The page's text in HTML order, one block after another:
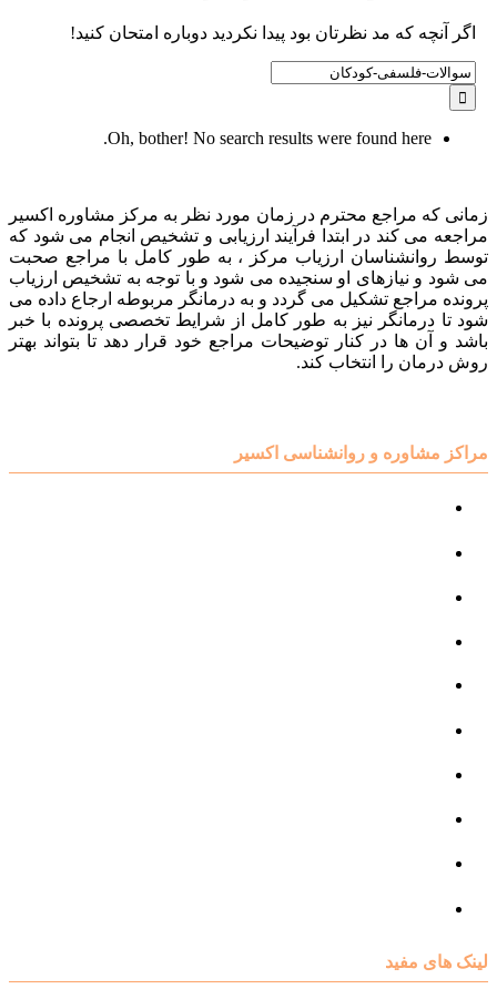
اگر آنچه که مد نظرتان بود پیدا نکردید دوباره امتحان کنید!
Search
for:
Oh, bother! No search results were found here.
زمانی که مراجع محترم در زمان مورد نظر به مرکز مشاوره اکسیر
مراجعه می کند در ابتدا فرآیند ارزیابی و تشخیص انجام می شود که
توسط روانشناسان ارزیاب مرکز ، به طور کامل با مراجع صحبت
می شود و نیازهای او سنجیده می شود و با توجه به تشخیص ارزیاب
پرونده مراجع تشکیل می گردد و به درمانگر مربوطه ارجاع داده می
شود تا درمانگر نیز به طور کامل از شرایط تخصصی پرونده با خبر
باشد و آن ها در کنار توضیحات مراجع خود قرار دهد تا بتواند بهتر
روش درمان را انتخاب کند.
مراکز مشاوره و روانشناسی اکسیر
لینک های مفید